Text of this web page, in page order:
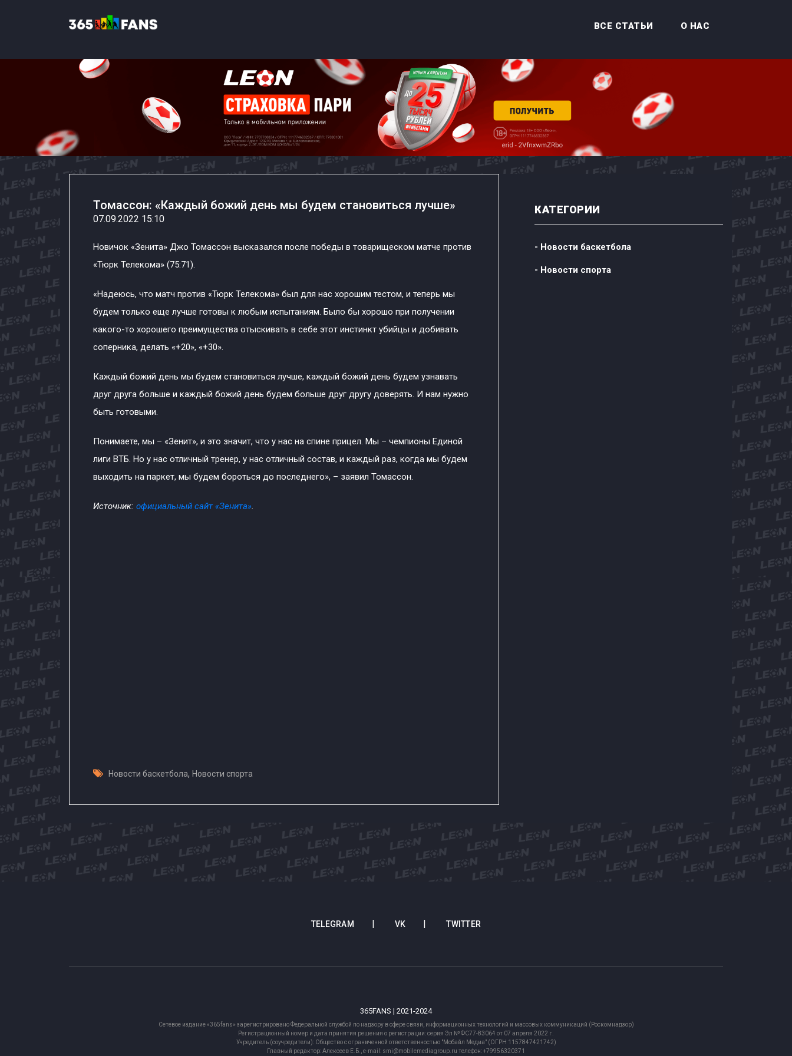
ВСЕ СТАТЬИ О НАС
Томассон: «Каждый божий день мы будем становиться лучше»
07.09.2022 15:10
Новичок «Зенита» Джо Томассон высказался после победы в товарищеском матче против
«Тюрк Телекома» (75:71).
«Надеюсь, что матч против «Тюрк Телекома» был для нас хорошим тестом, и теперь мы
будем только еще лучше готовы к любым испытаниям. Было бы хорошо при получении
какого-то хорошего преимущества отыскивать в себе этот инстинкт убийцы и добивать
соперника, делать «+20», «+30».
Каждый божий день мы будем становиться лучше, каждый божий день будем узнавать
друг друга больше и каждый божий день будем больше друг другу доверять. И нам нужно
быть готовыми.
Понимаете, мы – «Зенит», и это значит, что у нас на спине прицел. Мы – чемпионы Единой
лиги ВТБ. Но у нас отличный тренер, у нас отличный состав, и каждый раз, когда мы будем
выходить на паркет, мы будем бороться до последнего», – заявил Томассон.
Источник: официальный сайт «Зенита».
Новости баскетбола, Новости спорта
КАТЕГОРИИ
- Новости баскетбола
- Новости спорта
TELEGRAM VK TWITTER
365FANS | 2021-2024
Сетевое издание «365fans» зарегистрировано Федеральной службой по надзору в сфере связи, информационных технологий и массовых коммуникаций (Роскомнадзор)
Регистрационный номер и дата принятия решения о регистрации: серия Эл № ФС77-83064 от 07 апреля 2022 г.
Учредитель (соучредители): Общество с ограниченной ответственностью "Мобайл Медиа" (ОГРН 1157847421742)
Главный редактор: Алексеев Е.Б., e-mail: smi@mobilemediagroup.ru телефон: +79956320371